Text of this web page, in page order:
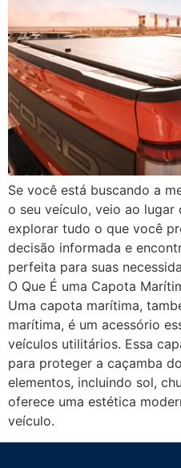
Se você está buscando a
o seu veículo, veio ao
explorar tudo o que você
decisão informada e
perfeita para suas
O Que É uma Capota
Uma capota marítima,
marítima, é um acessório
veículos utilitários. Essa
para proteger a caçamba
elementos, incluindo sol,
oferece uma estética
veículo.